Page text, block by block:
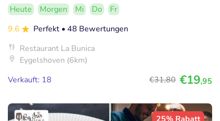
Heute Morgen Mi Do
Fr
9.6
Perfekt • 48 Bewertungen
Restaurant La Bunica
Eygelshoven (6km)
Verkauft: 18
€31,80 €19,95